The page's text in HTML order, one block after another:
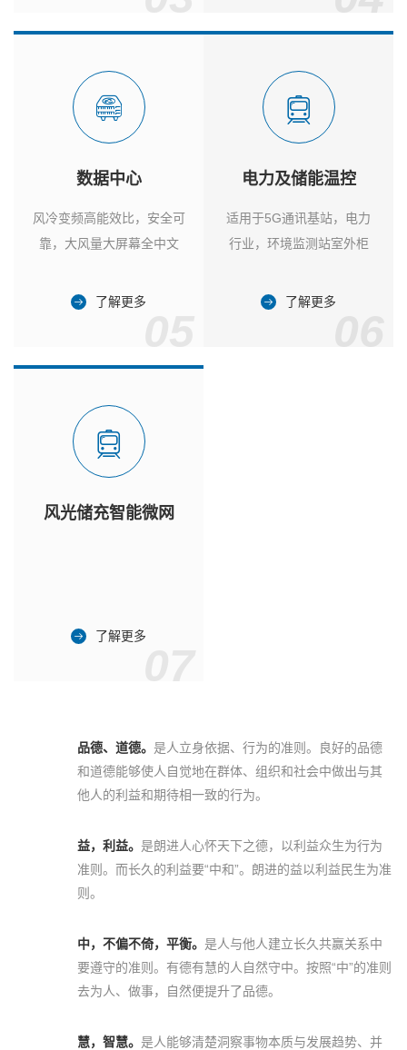
数据中心
风冷变频高能效比，安全可
靠，大风量大屏幕全中文
了解更多
电力及储能温控
适用于5G通讯基站，电力
行业，环境监测站室外柜
了解更多
风光储充智能微网
了解更多
品德、道德。 是人立身依据、行为的准则。良好的品德
和道德能够使人自觉地在群体、组织和社会中做出与其
他人的利益和期待相一致的行为。
益，利益。 是朗进人心怀天下之德，以利益众生为行为
准则。而长久的利益要“中和”。朗进的益以利益民生为准
则。
中，不偏不倚，平衡。 是人与他人建立长久共赢关系中
要遵守的准则。有德有慧的人自然守中。按照“中”的准则
去为人、做事，自然便提升了品德。
慧，智慧。 是人能够清楚洞察事物本质与发展趋势、并